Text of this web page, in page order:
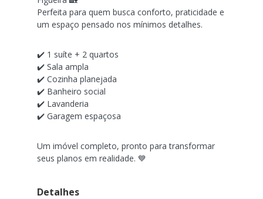
Perfeita para quem busca conforto, praticidade e
um espaço pensado nos mínimos detalhes.
✔️ 1 suíte + 2 quartos
✔️ Sala ampla
✔️ Cozinha planejada
✔️ Banheiro social
✔️ Lavanderia
✔️ Garagem espaçosa
Um imóvel completo, pronto para transformar
seus planos em realidade. 💙
Detalhes